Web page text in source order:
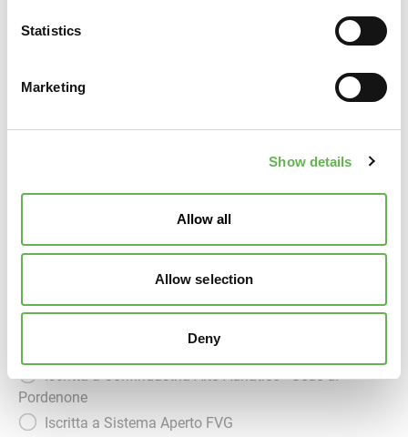
Statistics
Marketing
Show details
Allow all
Allow selection
Deny
Codice SDI
Iscritta a Confindustria Veneto Est
Iscritta a Confindustria Alto Adriatico - Sede di
Pordenone
Iscritta a Sistema Aperto FVG